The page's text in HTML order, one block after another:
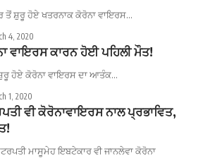
ਤੋਂ ਸ਼ੁਰੂ ਹੋਏ ਖਤਰਨਾਕ ਕੋਰੋਨਾ ਵਾਇਰਸ…
4, 2020
ਵਾਇਰਸ ਕਾਰਨ ਹੋਈ ਪਹਿਲੀ ਮੌਤ!
ਹੋਏ ਕੋਰੋਨਾ ਵਾਇਰਸ ਦਾ ਆਤੰਕ…
1, 2020
ਵੀ ਕੋਰੋਨਾਵਾਇਰਸ ਨਾਲ ਪ੍ਰਭਾਵਿਤ,
ਮਾਸੂਮੇਹ ਇਬਟੇਕਾਰ ਵੀ ਜਾਨਲੇਵਾ ਕੋਰੋਨਾ